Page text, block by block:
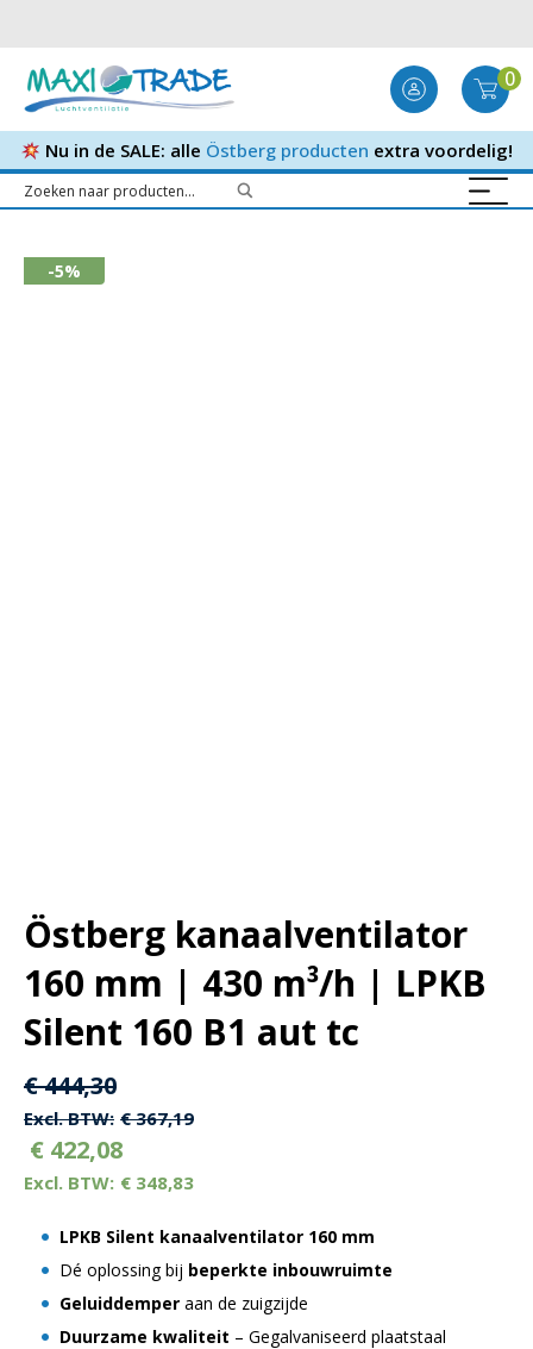
0
Nu in de SALE: alle Östberg producten extra voordelig!
-5%
Östberg kanaalventilator
160 mm | 430 m³/h | LPKB
Silent 160 B1 aut tc
Oorspronkelijke
prijs
was:
€ 444,30.
€444,30Huidige
prijs
is:
€ 444,30.
€367,19
€ 422,08
€ 348,83
LPKB Silent kanaalventilator 160 mm
Dé oplossing bij beperkte inbouwruimte
Geluiddemper aan de zuigzijde
Duurzame kwaliteit – Gegalvaniseerd plaatstaal